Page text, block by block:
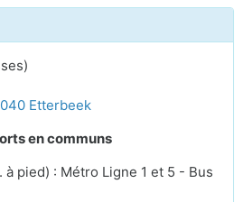
Etterbeek
en communs
pied) : Métro Ligne 1 et 5 - Bus